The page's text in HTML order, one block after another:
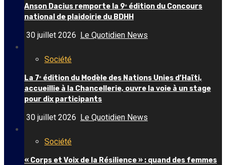
Anson Dacius remporte la 9ᵉ édition du Concours
national de plaidoirie du BDHH
30 juillet 2026 Le Quotidien News
Société
La 7ᵉ édition du Modèle des Nations Unies d’Haïti,
accueillie à la Chancellerie, ouvre la voie à un stage
pour dix participants
30 juillet 2026 Le Quotidien News
Société
« Corps et Voix de la Résilience » : quand des femmes